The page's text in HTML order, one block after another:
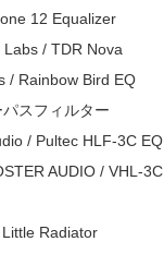
12 Equalizer
Labs / TDR Nova
/ Rainbow Bird EQ
スフィルター
/ Pultec HLF-3C EQ
AUDIO / VHL-3C
Radiator